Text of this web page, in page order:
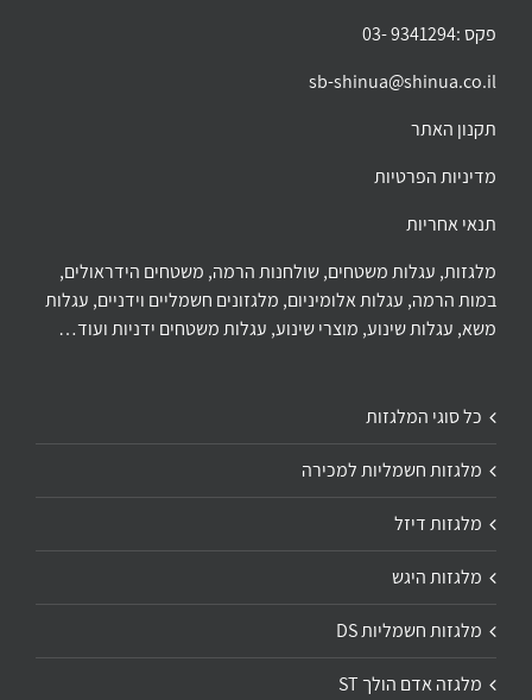
פקס :9341294 -03
sb-shinua@shinua.co.il
תקנון האתר
מדיניות הפרטיות
תנאי אחריות
מלגזות, עגלות משטחים, שולחנות הרמה, משטחים הידראולים,
במות הרמה, עגלות אלומיניום, מלגזונים חשמליים וידניים, עגלות
משא, עגלות שינוע, מוצרי שינוע, עגלות משטחים ידניות ועוד…
כל סוגי המלגזות
מלגזות חשמליות למכירה
מלגזות דיזל
מלגזות היגש
מלגזות חשמליות DS
מלגזה אדם הולך ST